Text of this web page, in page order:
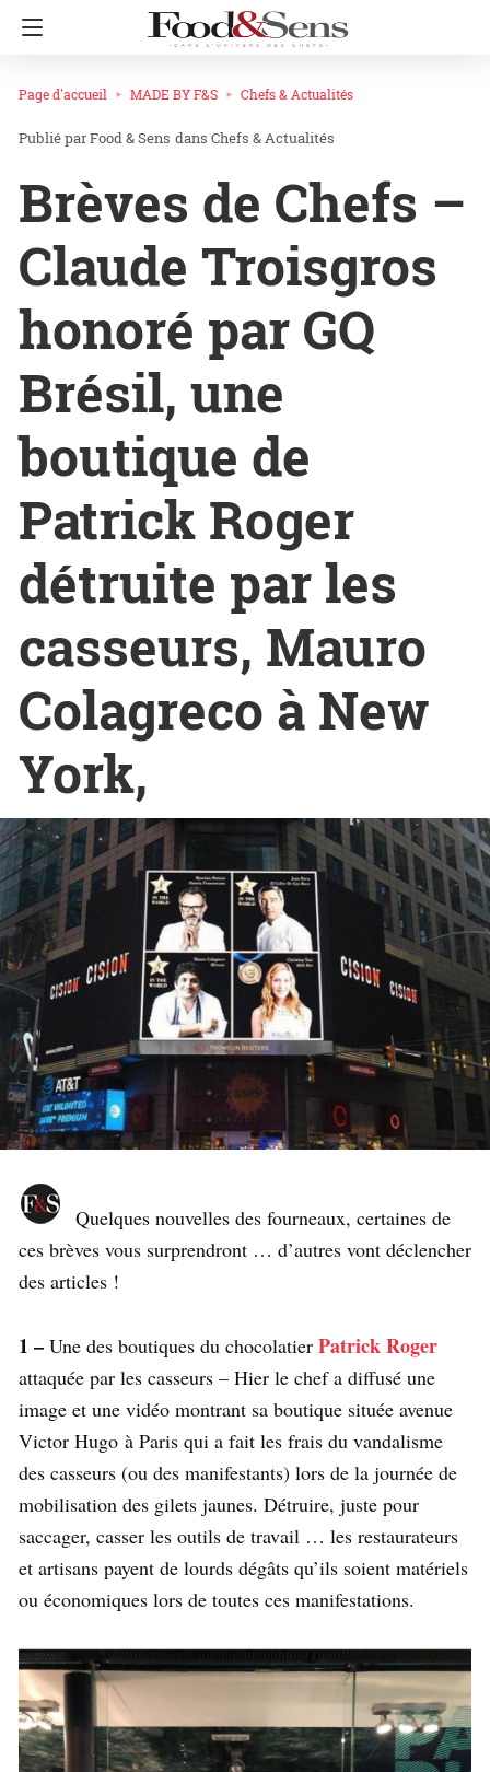
Page d'accueil MADE BY F&S Chefs & Actualités
Food & Sens dans Chefs & Actualités
Brèves de Chefs –
Claude Troisgros
honoré par GQ
Brésil, une
boutique de
Patrick Roger
détruite par les
casseurs, Mauro
Colagreco à New
York,
Quelques nouvelles des fourneaux, certaines de
ces brèves vous surprendront … d’autres vont déclencher
des articles !
1 – Une des boutiques du chocolatier Patrick Roger
attaquée par les casseurs – Hier le chef a diffusé une
image et une vidéo montrant sa boutique située avenue
Victor Hugo à Paris qui a fait les frais du vandalisme
des casseurs (ou des manifestants) lors de la journée de
mobilisation des gilets jaunes. Détruire, juste pour
saccager, casser les outils de travail … les restaurateurs
et artisans payent de lourds dégâts qu’ils soient matériels
ou économiques lors de toutes ces manifestations.